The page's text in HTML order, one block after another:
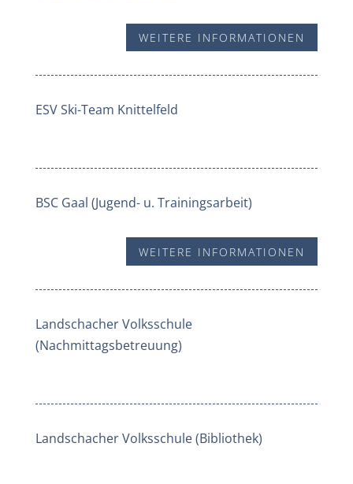
WEITERE INFORMATIONEN
ESV Ski-Team Knittelfeld
BSC Gaal (Jugend- u. Trainingsarbeit)
WEITERE INFORMATIONEN
Landschacher Volksschule
(Nachmittagsbetreuung)
Landschacher Volksschule (Bibliothek)